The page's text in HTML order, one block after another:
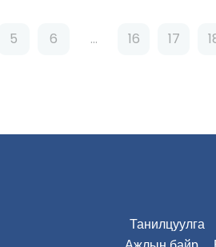
5 6 … 16 17
Танилцуулга